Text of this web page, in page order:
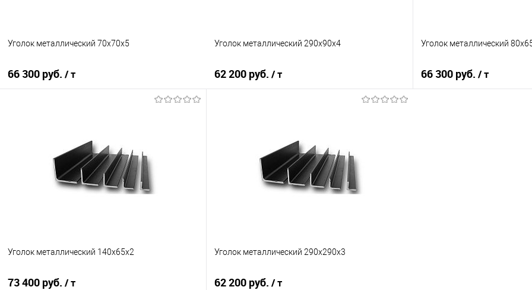
Уголок металлический 70х70х5
66 300 руб. / т
Купить в 1 клик
Сравнение
В избранное
Под заказ
Уголок металлический 290х90х4
62 200 руб. / т
Купить в 1 клик
Сравнение
В избранное
Под заказ
Уголок металлический
66 300 руб. / т
Уголок металлический 140х65х2
73 400 руб. / т
Уголок металлический 290х290х3
62 200 руб. / т